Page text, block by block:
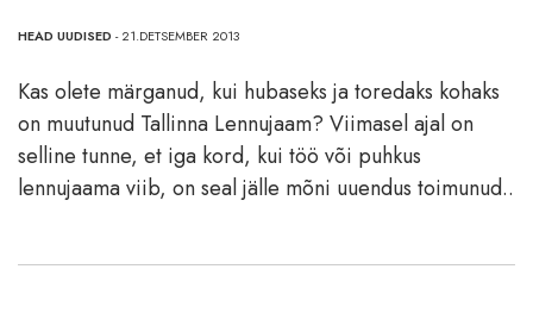
HEAD UUDISED - 21.DETSEMBER 2013
Kas olete märganud, kui hubaseks ja toredaks kohaks
on muutunud Tallinna Lennujaam? Viimasel ajal on
selline tunne, et iga kord, kui töö või puhkus
lennujaama viib, on seal jälle mõni uuendus toimunud..